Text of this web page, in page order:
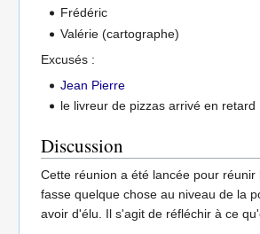
Frédéric
Valérie (cartographe)
Excusés :
Jean Pierre
le livreur de pizzas arrivé en retard
Discussion
Cette réunion a été lancée pour
fasse quelque chose au niveau de la
avoir d'élu. Il s'agit de réfléchir à ce